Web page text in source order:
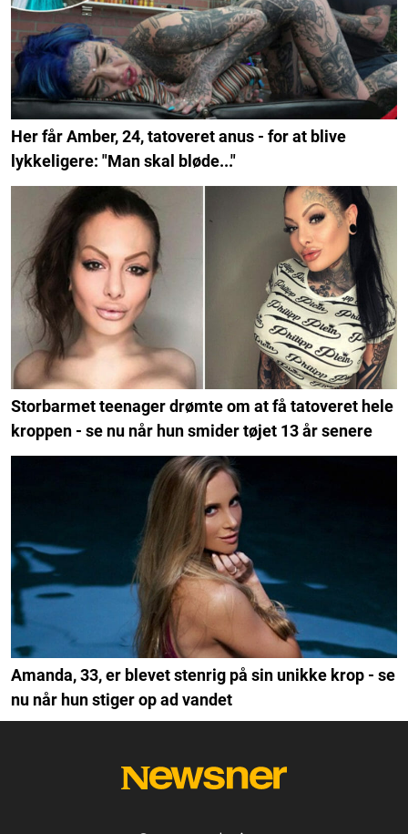
Her får Amber, 24, tatoveret anus - for at blive
lykkeligere: "Man skal bløde..."
Storbarmet teenager drømte om at få tatoveret hele
kroppen - se nu når hun smider tøjet 13 år senere
Amanda, 33, er blevet stenrig på sin unikke krop - se
nu når hun stiger op ad vandet